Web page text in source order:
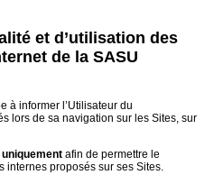
et d’utilisation des
de la SASU
à informer l’Utilisateur du
lors de sa navigation sur les Sites, sur
uniquement afin de permettre le
internes proposés sur ses Sites.